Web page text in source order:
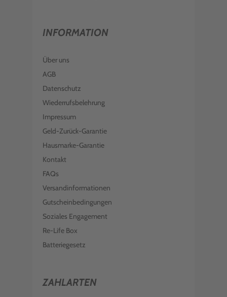
INFORMATION
Über uns
AGB
Datenschutz
Wiederrufsbelehrung
Impressum
Geld-Zurück-Garantie
Hausmarke-Garantie
Kontakt
FAQs
Versandinformationen
Gutscheinbedingungen
Soziales Engagement
Re-Life Box
Batteriegesetz
ZAHLARTEN